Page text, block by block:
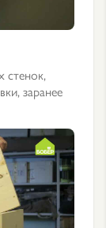
стенок,
заранее